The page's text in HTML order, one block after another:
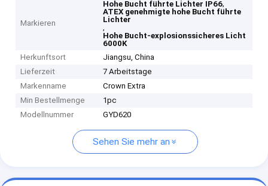
Markieren
Hohe Bucht führte Lichter IP66,
ATEX genehmigte hohe Bucht führte
Lichter
,
Hohe Bucht-explosionssicheres Licht
6000K
Herkunftsort
Jiangsu, China
Lieferzeit
7 Arbeitstage
Markenname
Crown Extra
Min Bestellmenge
1pc
Modellnummer
GYD620
Sehen Sie mehr an